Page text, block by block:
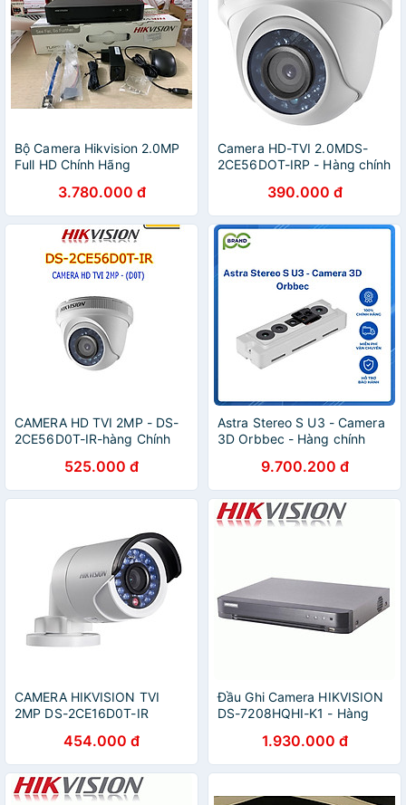
Bộ Camera Hikvision 2.0MP
Full HD Chính Hãng
3.780.000 đ
Camera HD-TVI 2.0MDS-
2CE56DOT-IRP - Hàng chính
390.000 đ
CAMERA HD TVI 2MP - DS-
2CE56D0T-IR-hàng Chính
525.000 đ
Astra Stereo S U3 - Camera
3D Orbbec - Hàng chính
9.700.200 đ
CAMERA HIKVISION TVI
2MP DS-2CE16D0T-IR
454.000 đ
Đầu Ghi Camera HIKVISION
DS-7208HQHI-K1 - Hàng
1.930.000 đ